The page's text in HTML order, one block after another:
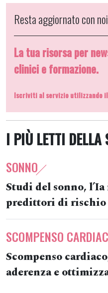
Resta aggiornato con
La tua risorsa per
clinici e formazione.
Iscriviti al servizio utilizzando
I PIÙ LETTI DELLA
SONNO
Studi del sonno,
predittori di rischio
SCOMPENSO
Scompenso
aderenza e